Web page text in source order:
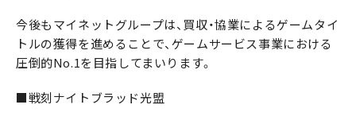
今後もマイネットグループは、買収・協業によるゲームタイ
トルの獲得を進めることで、ゲームサービス事業における
圧倒的No.1を目指してまいります。
■戦刻ナイトブラッド光盟